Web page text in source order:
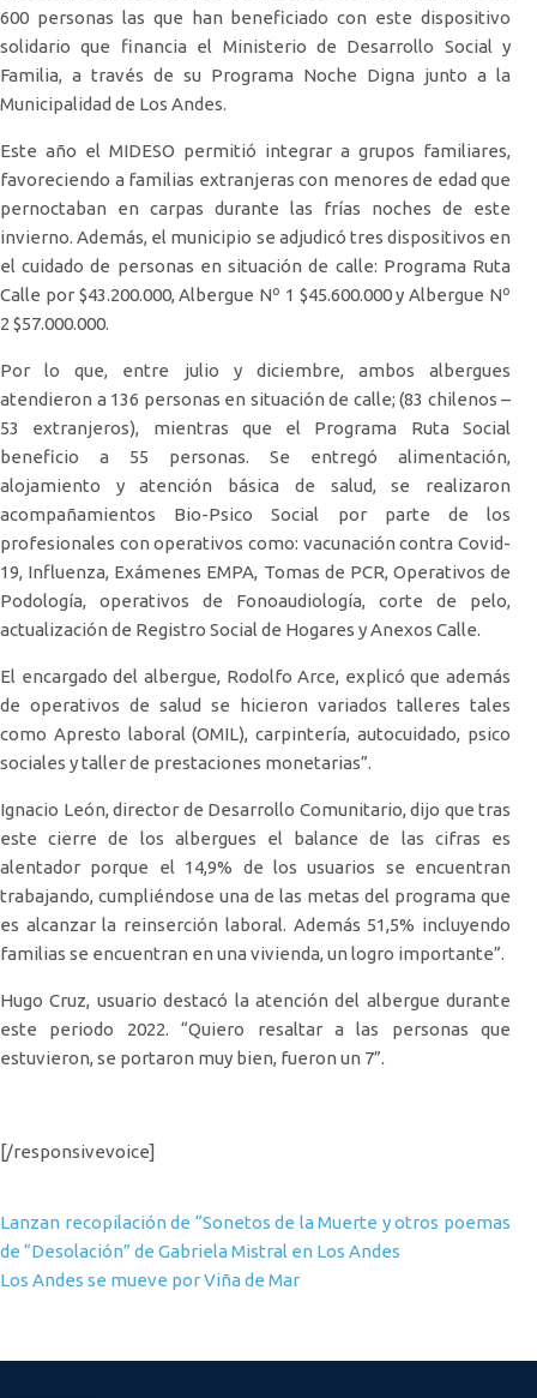
600 personas las que han beneficiado con este dispositivo
solidario que financia el Ministerio de Desarrollo Social y
Familia, a través de su Programa Noche Digna junto a la
Municipalidad de Los Andes.
Este año el MIDESO permitió integrar a grupos familiares,
favoreciendo a familias extranjeras con menores de edad que
pernoctaban en carpas durante las frías noches de este
invierno. Además, el municipio se adjudicó tres dispositivos en
el cuidado de personas en situación de calle: Programa Ruta
Calle por $43.200.000, Albergue Nº 1 $45.600.000 y Albergue Nº
2 $57.000.000.
Por lo que, entre julio y diciembre, ambos albergues
atendieron a 136 personas en situación de calle; (83 chilenos –
53 extranjeros), mientras que el Programa Ruta Social
beneficio a 55 personas. Se entregó alimentación,
alojamiento y atención básica de salud, se realizaron
acompañamientos Bio-Psico Social por parte de los
profesionales con operativos como: vacunación contra Covid-
19, Influenza, Exámenes EMPA, Tomas de PCR, Operativos de
Podología, operativos de Fonoaudiología, corte de pelo,
actualización de Registro Social de Hogares y Anexos Calle.
El encargado del albergue, Rodolfo Arce, explicó que además
de operativos de salud se hicieron variados talleres tales
como Apresto laboral (OMIL), carpintería, autocuidado, psico
sociales y taller de prestaciones monetarias”.
Ignacio León, director de Desarrollo Comunitario, dijo que tras
este cierre de los albergues el balance de las cifras es
alentador porque el 14,9% de los usuarios se encuentran
trabajando, cumpliéndose una de las metas del programa que
es alcanzar la reinserción laboral. Además 51,5% incluyendo
familias se encuentran en una vivienda, un logro importante”.
Hugo Cruz, usuario destacó la atención del albergue durante
este periodo 2022. “Quiero resaltar a las personas que
estuvieron, se portaron muy bien, fueron un 7”.
[/responsivevoice]
Navegación de entradas
Lanzan recopilación de “Sonetos de la Muerte y otros poemas
de “Desolación” de Gabriela Mistral en Los Andes
Los Andes se mueve por Viña de Mar